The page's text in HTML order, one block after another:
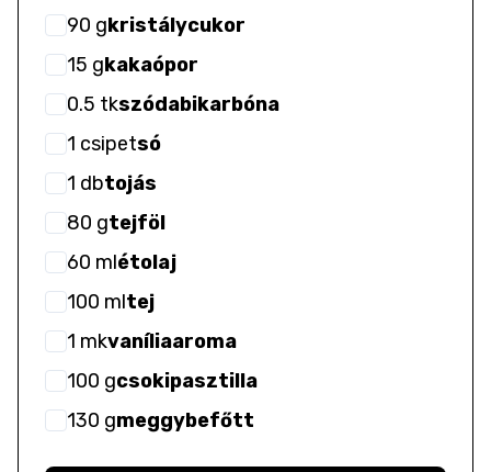
90 gkristálycukor
15 gkakaópor
0.5 tkszódabikarbóna
1 csipetsó
1 dbtojás
80 gtejföl
60 mlétolaj
100 mltej
1 mkvaníliaaroma
100 gcsokipasztilla
130 gmeggybefőtt